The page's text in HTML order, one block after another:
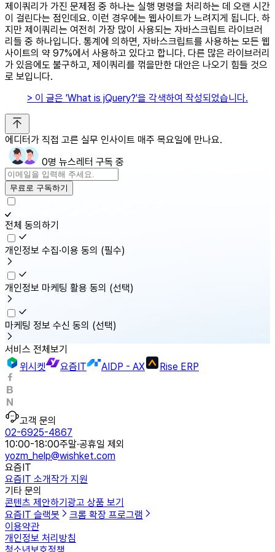
제이쿼리가 가진 문제점 중 하나는 실행 명령을 처리하는 데 오랜 시간
이 걸린다는 점인데요. 이런 경우에는 웹사이트가 느려지게 됩니다. 하
지만 제이쿼리는 여전히 가장 많이 사용되는 자바스크립트 라이브러
리들 중 하나입니다. 통계에 의하면, 자바스크립트를 사용하는 모든 웹
사이트의 약 97%에서 사용하고 있다고 합니다. 다른 많은 라이브러리
가 있음에도 불구하고, 제이쿼리를 꺾을만한 대안은 나오기 힘들 것으
로 보입니다. ​
> 이 글은 'What is jQuery?'을 각색하여 작성되었습니다.
에디터가 직접 고른 실무 인사이트 매주 목요일에 만나요.
0명 뉴스레터 구독 중
무료로 구독하기
전체 동의하기
개인정보 수집·이용 동의 (필수)
개인정보 마케팅 활용 동의 (선택)
마케팅 정보 수신 동의 (선택)
서비스 전체보기
위시켓
요즘IT AIDP - AX Rise ERP
고객 문의
02-6925-4867
10:00-18:00주말·공휴일 제외
yozm_help@wishket.com
요즘IT
요즘IT 소개작가 지원
기타 문의
콘텐츠 제안하기광고 상품 보기
요즘IT 슬랙봇
크롬 확장 프로그램
이용약관
개인정보 처리방침